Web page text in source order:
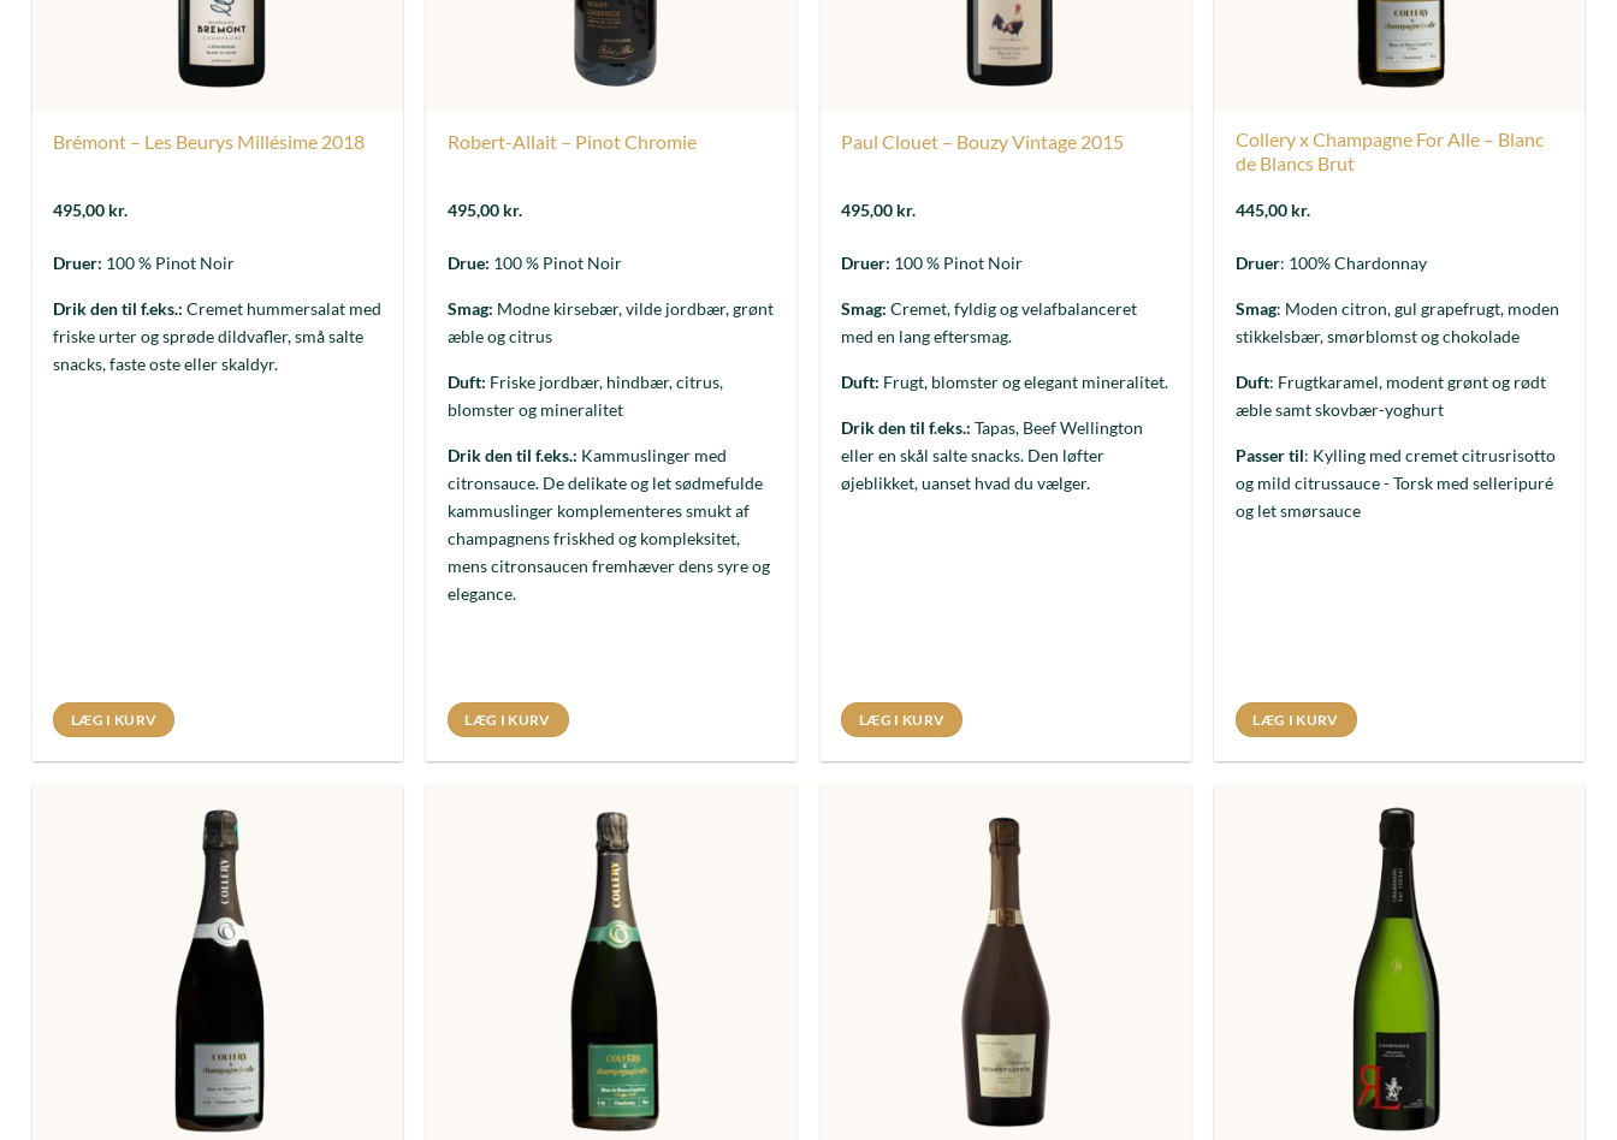
Brémont – Les Beurys Millésime 2018
495,00 kr.
Druer: 100 % Pinot Noir
Drik den til f.eks.: Cremet hummersalat med
friske urter og sprøde dildvafler, små salte
snacks, faste oste eller skaldyr.
LÆG I KURV
Robert-Allait – Pinot Chromie
495,00 kr.
Drue: 100 % Pinot Noir
Smag: Modne kirsebær, vilde jordbær, grønt
æble og citrus
Duft: Friske jordbær, hindbær, citrus,
blomster og mineralitet
Drik den til f.eks.: Kammuslinger med
citronsauce. De delikate og let sødmefulde
kammuslinger komplementeres smukt af
champagnens friskhed og kompleksitet,
mens citronsaucen fremhæver dens syre og
elegance.
LÆG I KURV
Paul Clouet – Bouzy Vintage 2015
495,00 kr.
Druer: 100 % Pinot Noir
Smag: Cremet, fyldig og velafbalanceret
med en lang eftersmag.
Duft: Frugt, blomster og elegant mineralitet.
Drik den til f.eks.: Tapas, Beef Wellington
eller en skål salte snacks. Den løfter
øjeblikket, uanset hvad du vælger.
LÆG I KURV
Collery x Champagne For Alle – Blanc
de Blancs Brut
445,00 kr.
Druer: 100% Chardonnay
Smag: Moden citron, gul grapefrugt, moden
stikkelsbær, smørblomst og chokolade
Duft: Frugtkaramel, modent grønt og rødt
æble samt skovbær-yoghurt
Passer til: Kylling med cremet citrusrisotto
og mild citrussauce - Torsk med selleripuré
og let smørsauce
LÆG I KURV